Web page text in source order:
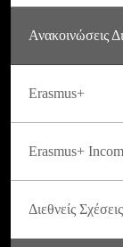
Ανακοινώσεις
Erasmus+
Erasmus+
Διεθνείς